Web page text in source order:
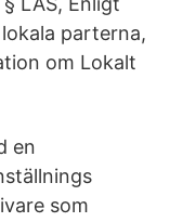
parterna,
om Lokalt
en
som